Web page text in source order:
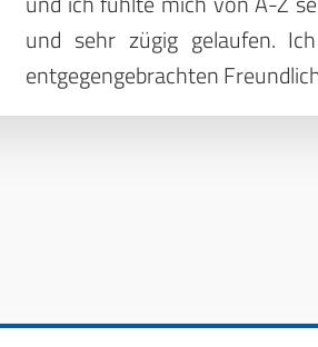
und sehr zügig gelaufen.
entgegengebrachten